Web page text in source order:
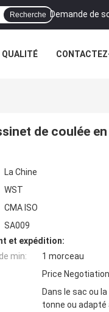
Demande de
Recherche
QUALITÉ
de coulée
La Chine
WST
CMA ISO
SA009
et expédition:
min:
1 morceau
Price Negotiation
Dans le sac ou
tonne ou adapté